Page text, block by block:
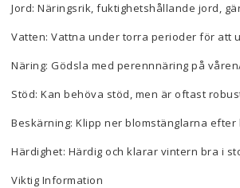
Jord: Näringsrik, fuktighetshållande jord,
Vatten: Vattna under torra perioder för att
Näring: Gödsla med perennnäring på
Stöd: Kan behöva stöd, men är oftast
Beskärning: Klipp ner blomstänglarna efter
Härdighet: Härdig och klarar vintern bra i
Viktig Information